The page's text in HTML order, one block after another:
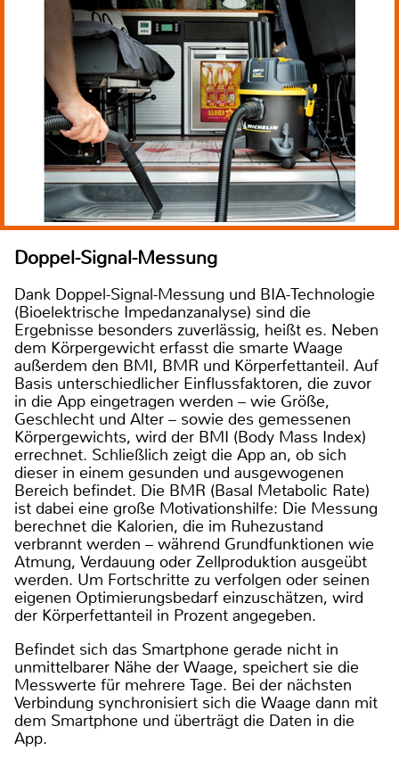
Doppel-Signal-Messung
Dank Doppel-Signal-Messung und BIA-Technologie
(Bioelektrische Impedanzanalyse) sind die
Ergebnisse besonders zuverlässig, heißt es. Neben
dem Körpergewicht erfasst die smarte Waage
außerdem den BMI, BMR und Körperfettanteil. Auf
Basis unterschiedlicher Einflussfaktoren, die zuvor
in die App eingetragen werden – wie Größe,
Geschlecht und Alter – sowie des gemessenen
Körpergewichts, wird der BMI (Body Mass Index)
errechnet. Schließlich zeigt die App an, ob sich
dieser in einem gesunden und ausgewogenen
Bereich befindet. Die BMR (Basal Metabolic Rate)
ist dabei eine große Motivationshilfe: Die Messung
berechnet die Kalorien, die im Ruhezustand
verbrannt werden – während Grundfunktionen wie
Atmung, Verdauung oder Zellproduktion ausgeübt
werden. Um Fortschritte zu verfolgen oder seinen
eigenen Optimierungsbedarf einzuschätzen, wird
der Körperfettanteil in Prozent angegeben.
Befindet sich das Smartphone gerade nicht in
unmittelbarer Nähe der Waage, speichert sie die
Messwerte für mehrere Tage. Bei der nächsten
Verbindung synchronisiert sich die Waage dann mit
dem Smartphone und überträgt die Daten in die
App.